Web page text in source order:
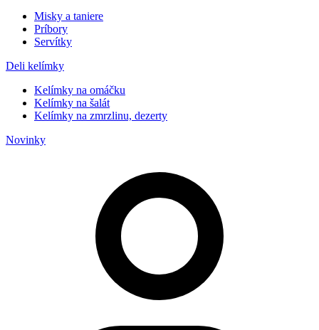
Misky a taniere
Príbory
Servítky
Deli kelímky
Kelímky na omáčku
Kelímky na šalát
Kelímky na zmrzlinu, dezerty
Novinky